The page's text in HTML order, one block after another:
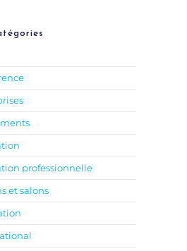
professionnelle
et salons